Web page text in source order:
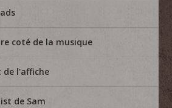
coté de la musique
de l'affiche
de Sam